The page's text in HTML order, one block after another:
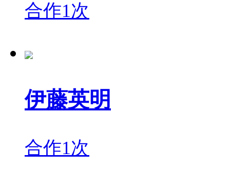
合作1次
伊藤英明
合作1次